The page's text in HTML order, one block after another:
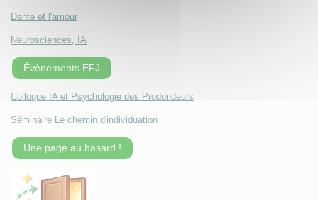
Dante et l'amour
Neurosciences, IA
Évènements EFJ
Colloque IA et Psychologie des Prodondeurs
Séminaire Le chemin d'individuation
Une page au hasard !